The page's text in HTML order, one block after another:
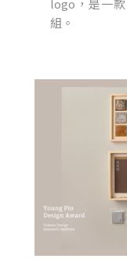
logo，是一
組。